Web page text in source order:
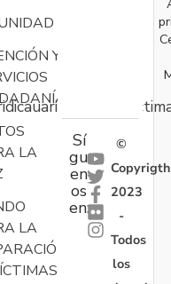
Y
LA
LA
Sí
gu
en
os
en:
©
Copyrigth
2023
-
Todos
los